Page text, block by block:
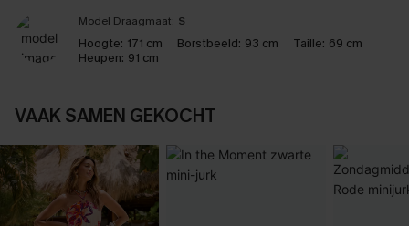
Model Draagmaat: S
Hoogte: 171 cm Borstbeeld: 93 cm Taille: 69 cm
Heupen: 91 cm
VAAK SAMEN GEKOCHT